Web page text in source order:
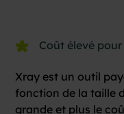
Coût élevé
Xray est un outil
fonction de la taille
grande et plus le